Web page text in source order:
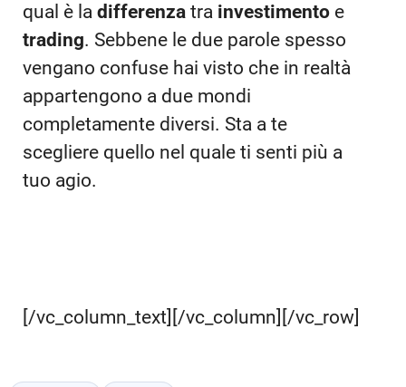
qual è la differenza tra investimento e
trading. Sebbene le due parole spesso
vengano confuse hai visto che in realtà
appartengono a due mondi
completamente diversi. Sta a te
scegliere quello nel quale ti senti più a
tuo agio.
[/vc_column_text][/vc_column][/vc_row]